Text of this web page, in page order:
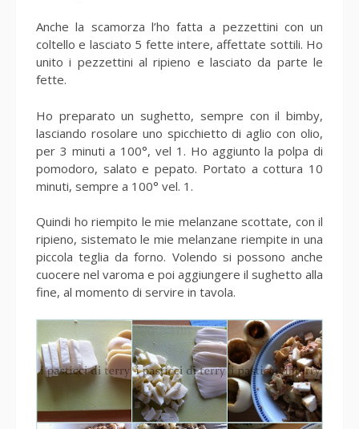
Anche la scamorza l’ho fatta a pezzettini con un
coltello e lasciato 5 fette intere, affettate sottili. Ho
unito i pezzettini al ripieno e lasciato da parte le
fette.
Ho preparato un sughetto, sempre con il bimby,
lasciando rosolare uno spicchietto di aglio con olio,
per 3 minuti a 100°, vel 1. Ho aggiunto la polpa di
pomodoro, salato e pepato. Portato a cottura 10
minuti, sempre a 100° vel. 1.
Quindi ho riempito le mie melanzane scottate, con il
ripieno, sistemato le mie melanzane riempite in una
piccola teglia da forno. Volendo si possono anche
cuocere nel varoma e poi aggiungere il sughetto alla
fine, al momento di servire in tavola.